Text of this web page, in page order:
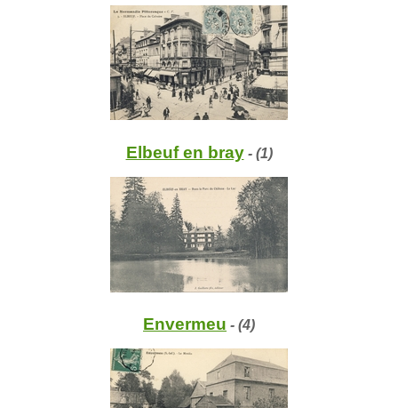
Elbeuf en bray- (1)
Envermeu - (4)